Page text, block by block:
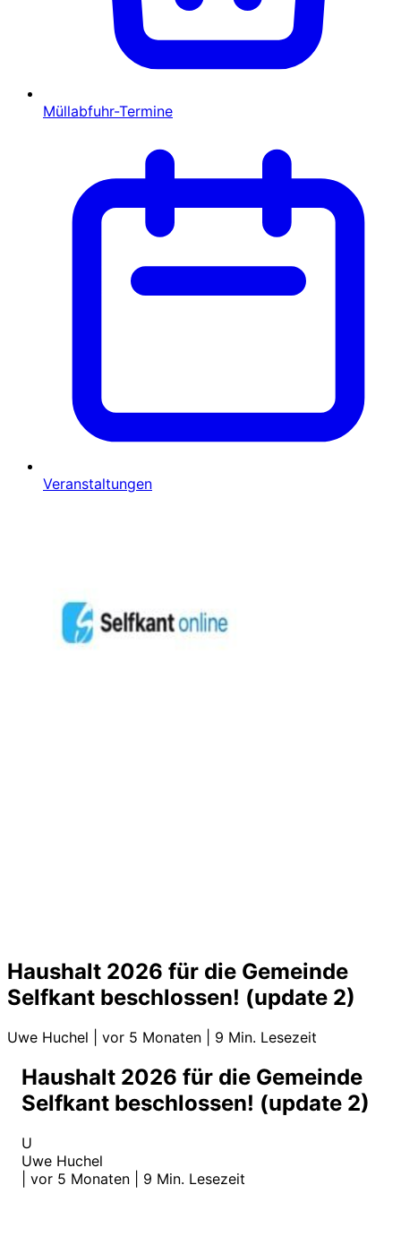
Müllabfuhr-Termine
Veranstaltungen
Haushalt 2026 für die Gemeinde
Selfkant beschlossen! (update 2)
Uwe Huchel vor 5 Monaten 9 Min. Lesezeit
Haushalt 2026 für die Gemeinde
Selfkant beschlossen! (update 2)
U
Uwe Huchel
vor 5 Monaten 9 Min. Lesezeit